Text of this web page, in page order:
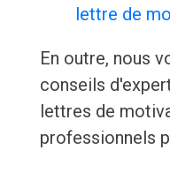
lettre de
En outre, nous
conseils
lettres de
professionnels